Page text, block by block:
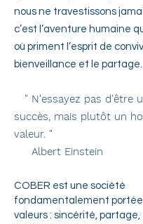
nous ne travestissons
c’est l’aventure humaine
où priment l’esprit de
bienveillance et le
" N'essayez pas d'être
succès, mais plutôt un
valeur. "
Albert Einstein
COBER est une société
fondamentalement portée
valeurs : sincérité,